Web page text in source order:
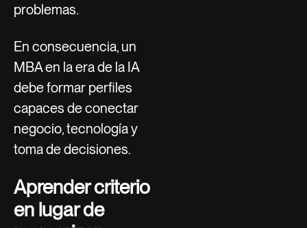
problemas.
En consecuencia, un
MBA en la era de la IA
debe formar perfiles
capaces de conectar
negocio, tecnología y
toma de decisiones.
Aprender criterio
en lugar de